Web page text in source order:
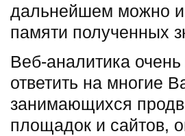
дальнейшем можно
памяти полученных
Веб-аналитика
ответить на многие
занимающихся
площадок и сайтов,